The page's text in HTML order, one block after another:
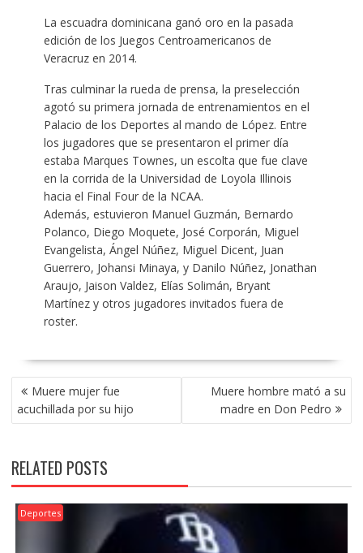
La escuadra dominicana ganó oro en la pasada
edición de los Juegos Centroamericanos de
Veracruz en 2014.
Tras culminar la rueda de prensa, la preselección
agotó su primera jornada de entrenamientos en el
Palacio de los Deportes al mando de López. Entre
los jugadores que se presentaron el primer día
estaba Marques Townes, un escolta que fue clave
en la corrida de la Universidad de Loyola Illinois
hacia el Final Four de la NCAA.
Además, estuvieron Manuel Guzmán, Bernardo
Polanco, Diego Moquete, José Corporán, Miguel
Evangelista, Ángel Núñez, Miguel Dicent, Juan
Guerrero, Johansi Minaya, y Danilo Núñez, Jonathan
Araujo, Jaison Valdez, Elías Solimán, Bryant
Martínez y otros jugadores invitados fuera de
roster.
POST
NAVIGATION
Muere mujer fue
acuchillada por su hijo
Muere hombre mató a su
madre en Don Pedro
RELATED POSTS
Deportes